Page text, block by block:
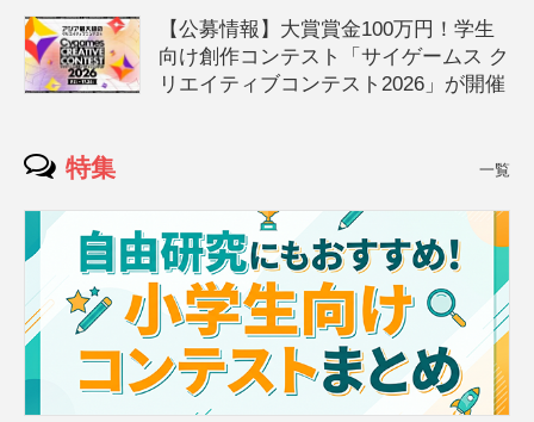
【公募情報】大賞賞金100万円！学生
向け創作コンテスト「サイゲームス ク
リエイティブコンテスト2026」が開催
特集 一覧